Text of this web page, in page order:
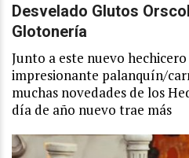
Desvelado Glutos
Glotonería
Junto a este nuevo
impresionante palanquín/
muchas novedades de los
día de año nuevo trae más